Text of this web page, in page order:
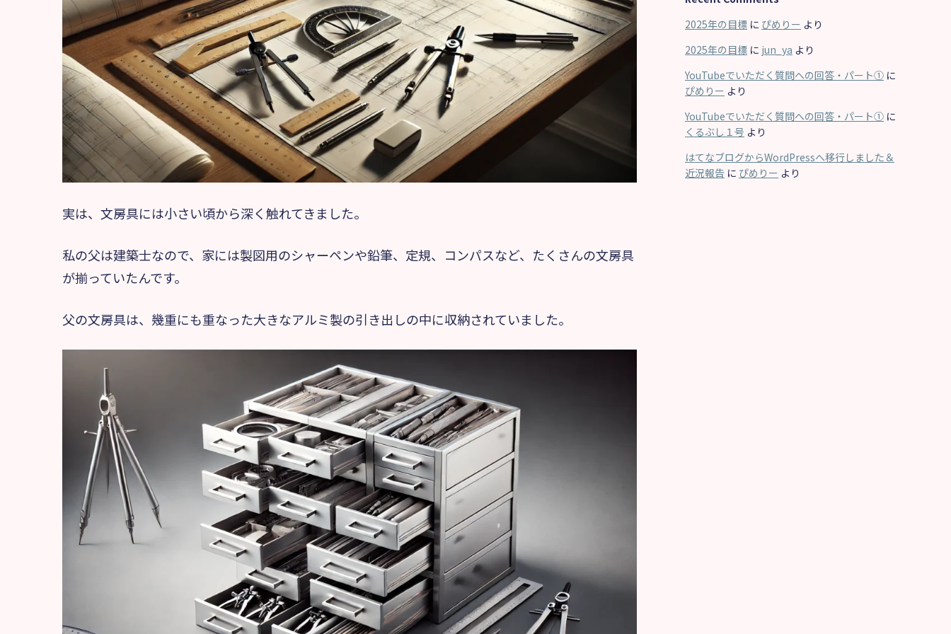
実は、文房具には小さい頃から深く触れてきました。
私の父は建築士なので、家には製図用のシャーペンや鉛筆、定規、コンパスなど、たくさんの文房具
が揃っていたんです。
父の文房具は、幾重にも重なった大きなアルミ製の引き出しの中に収納されていました。
ブ
2025年の目標 に ぴめりー より
2025年の目標 に jun_ya より
YouTubeでいただく質問への回答・パート① に
ぴめりー より
YouTubeでいただく質問への回答・パート① に
くるぶし１号 より
はてなブログからWordPressへ移行しました＆
近況報告 に ぴめりー より